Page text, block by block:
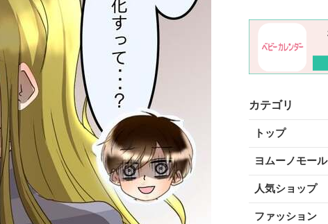
カテゴリ
トップ
ヨムーノモール
人気ショップ
ファッション